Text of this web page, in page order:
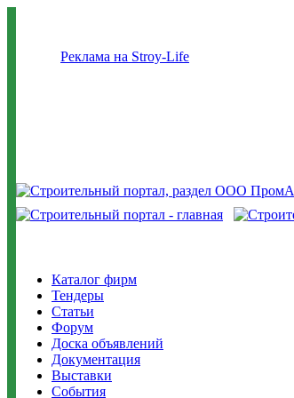
Реклама на Stroy-Life
Каталог фирм
Тендеры
Статьи
Форум
Доска объявлений
Документация
Выставки
События